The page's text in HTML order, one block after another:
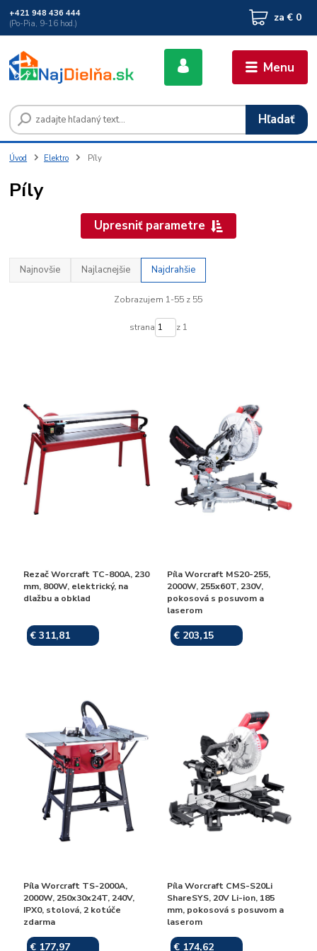
Menu
Hľadať
+421 948 436 444
(Po-Pia, 9-16 hod.)
za € 0
Úvod Elektro Píly
Píly
Upresniť parametre
Najnovšie Najlacnejšie Najdrahšie
Zobrazujem 1-55 z 55
strana z 1
Rezač Worcraft TC-800A, 230
mm, 800W, elektrický, na
dlažbu a obklad
€ 311,81
Píla Worcraft MS20-255,
2000W, 255x60T, 230V,
pokosová s posuvom a
laserom
€ 203,15
Píla Worcraft TS-2000A,
2000W, 250x30x24T, 240V,
IPX0, stolová, 2 kotúče
zdarma
€ 177,97
Píla Worcraft CMS-S20Li
ShareSYS, 20V Li-ion, 185
mm, pokosová s posuvom a
laserom
€ 174,62